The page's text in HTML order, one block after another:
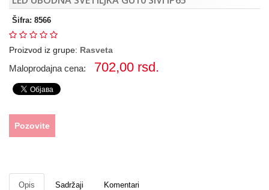
alati
Serveri
Mrežna
oprema
Rasveta
Telefoni,
tableti
audio
Laptop,
PC,
Dronovi
Šifra: 8566
Proizvod iz grupe: Rasveta
Maloprodajna cena: 702,00 rsd.
Pozovite
Opis Sadržaji Komentari